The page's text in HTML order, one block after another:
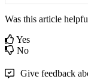
Was this article
Yes
No
Give feedback